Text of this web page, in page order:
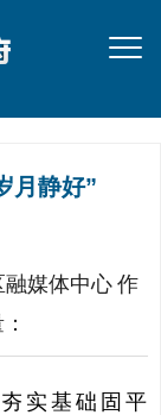
月静好”
融媒体中心 作
实基础固平